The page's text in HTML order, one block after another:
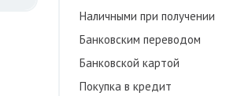
Наличными при получении
Банковским переводом
Банковской картой
Покупка в кредит